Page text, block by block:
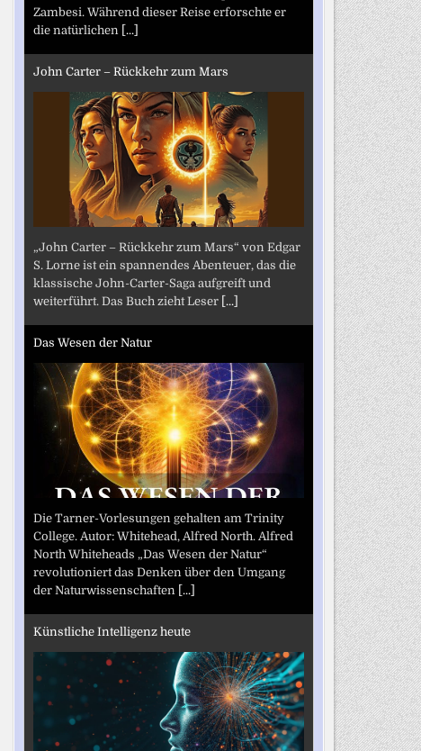
Zambesi. Während dieser Reise erforschte er
die natürlichen [...]
John Carter – Rückkehr zum Mars
„John Carter – Rückkehr zum Mars“ von Edgar
S. Lorne ist ein spannendes Abenteuer, das die
klassische John-Carter-Saga aufgreift und
weiterführt. Das Buch zieht Leser [...]
Das Wesen der Natur
Die Tarner-Vorlesungen gehalten am Trinity
College. Autor: Whitehead, Alfred North. Alfred
North Whiteheads „Das Wesen der Natur“
revolutioniert das Denken über den Umgang
der Naturwissenschaften [...]
Künstliche Intelligenz heute